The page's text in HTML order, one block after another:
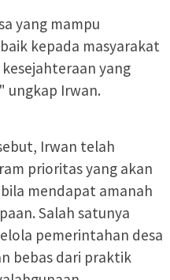
yang mampu
kepada masyarakat
yang
ungkap Irwan.
Irwan telah
prioritas yang akan
mendapat amanah
Salah satunya
pemerintahan desa
bebas dari praktik